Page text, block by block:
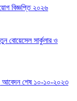
বিজ্ঞপ্তি ২০২৬
বোয়েসেল সার্কুলার ও
আবেদন শেষ ১০-১০-২০২৩